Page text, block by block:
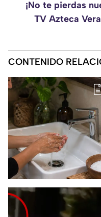
¡No te pierdas
TV Azteca
CONTENIDO